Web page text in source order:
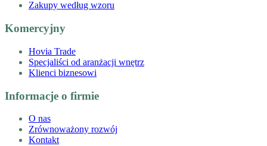
Zakupy według wzoru
Komercyjny
Hovia Trade
Specjaliści od aranżacji wnętrz
Klienci biznesowi
Informacje o firmie
O nas
Zrównoważony rozwój
Kontakt